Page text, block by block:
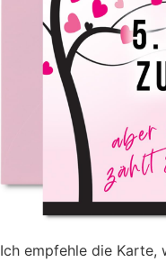
Ich empfehle die